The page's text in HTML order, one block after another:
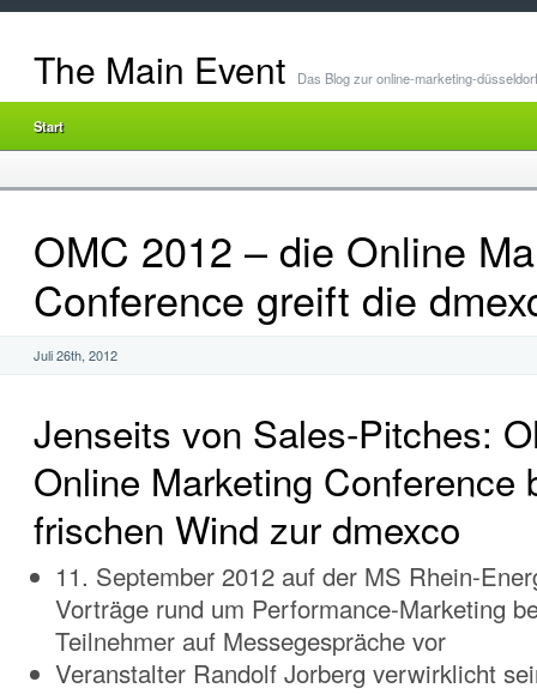
The Main Event Das Blog zur online-marketing-düsseldorf
Start
OMC 2012 – die Online
Conference greift die
Juli 26th, 2012
Jenseits von Sales-Pitches:
Online Marketing Conference
frischen Wind zur dmexco
11. September 2012 auf der MS Rhein-
Vorträge rund um Performance-Marketing
Teilnehmer auf Messegespräche vor
Veranstalter Randolf Jorberg verwirklicht